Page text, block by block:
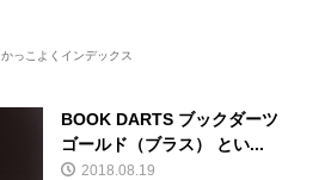
かっこよくインデックス
BOOK DARTS ブックダーツ
ゴールド（ブラス） とい...
2018.08.19